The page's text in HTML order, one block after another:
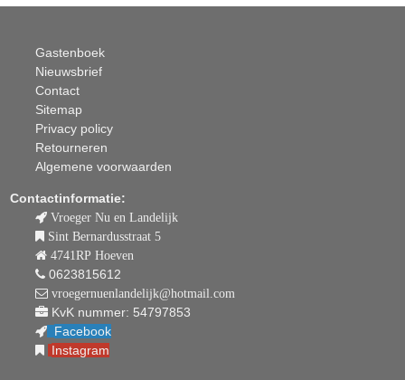
Gastenboek
Nieuwsbrief
Contact
Sitemap
Privacy policy
Retourneren
Algemene voorwaarden
Contactinformatie:
Vroeger Nu en Landelijk
Sint Bernardusstraat 5
4741RP Hoeven
0623815612
vroegernuenlandelijk@hotmail.com
KvK nummer: 54797853
Facebook
Instagram